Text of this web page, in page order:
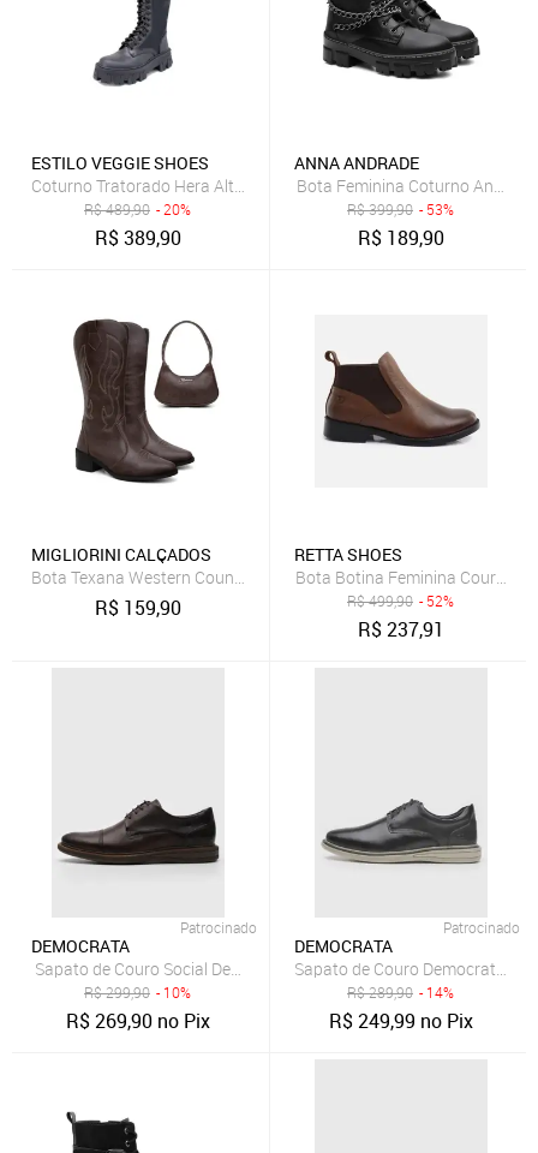
ESTILO VEGGIE SHOES
Coturno Tratorado Hera Alta Estilo Veggie Shoes Preto
R$489,90 - 20%
R$389,90
ANNA ANDRADE
Bota Feminina Coturno Anna
R$399,90 - 53%
R$ 189,90
MIGLIORINI CALÇADOS
Bota Texana Western Country Bordada Café Marrom Estilo
R$ 159,90
RETTA SHOES
Bota Botina Feminina Couro
R$499,90 - 52%
R$237,91
Patrocinado
DEMOCRATA
Sapato de Couro Social Democrata Texturizado Marrom
R$299,90 - 10%
R$269,90no Pix
Patrocinado
DEMOCRATA
Sapato de Couro Democrata
R$289,90 - 14%
R$249,99 no Pix